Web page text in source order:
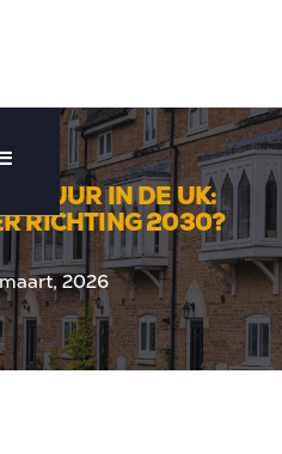
IN DE UK:
RICHTING 2030?
2026